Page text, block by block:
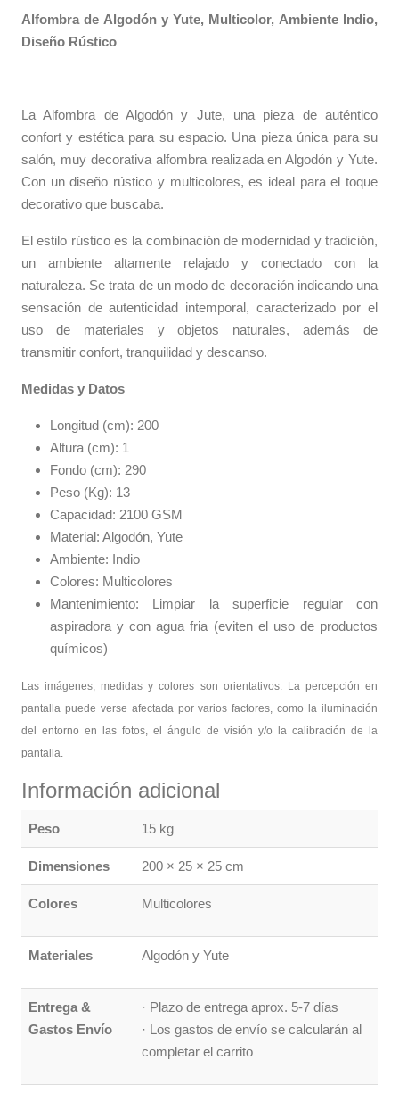
Alfombra de Algodón y Yute, Multicolor, Ambiente Indio,
Diseño Rústico
La Alfombra de Algodón y Jute, una pieza de auténtico
confort y estética para su espacio. Una pieza única para su
salón, muy decorativa alfombra realizada en Algodón y Yute.
Con un diseño rústico y multicolores, es ideal para el toque
decorativo que buscaba.
El estilo rústico es la combinación de modernidad y tradición,
un ambiente altamente relajado y conectado con la
naturaleza. Se trata de un modo de decoración indicando una
sensación de autenticidad intemporal, caracterizado por el
uso de materiales y objetos naturales, además de
transmitir confort, tranquilidad y descanso.
Medidas y Datos
Longitud (cm): 200
Altura (cm): 1
Fondo (cm): 290
Peso (Kg): 13
Capacidad: 2100 GSM
Material: Algodón, Yute
Ambiente: Indio
Colores: Multicolores
Mantenimiento: Limpiar la superficie regular con
aspiradora y con agua fria (eviten el uso de productos
químicos)
Las imágenes, medidas y colores son orientativos. La percepción en
pantalla puede verse afectada por varios factores, como la iluminación
del entorno en las fotos, el ángulo de visión y/o la calibración de la
pantalla.
Información adicional
Peso 15 kg
Dimensiones 200 × 25 × 25 cm
Colores Multicolores
Materiales Algodón y Yute
Entrega &
Gastos Envío
· Plazo de entrega aprox. 5-7 días
· Los gastos de envío se calcularán al
completar el carrito